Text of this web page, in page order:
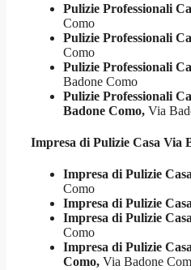
Pulizie Professionali
Como
Pulizie Professionali
Como
Pulizie Professionali
Badone Como
Pulizie Professionali
Badone Como, Via
Impresa di Pulizie Casa Via
Impresa di Pulizie
Como
Impresa di Pulizie
Impresa di Pulizie
Como
Impresa di Pulizie
Como, Via Badone